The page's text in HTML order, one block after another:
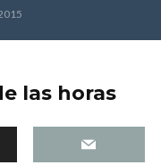
las horas